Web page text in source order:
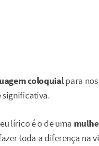
coloquialpara
significativa.
lírico é o de uma
toda a diferença na